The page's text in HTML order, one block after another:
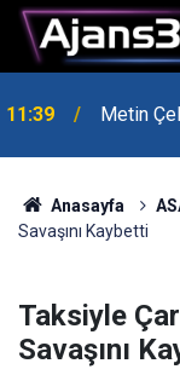
11:39 Metin
10:15 Hafta
Anasayfa
Savaşını Kaybetti
Taksiyle
Savaşını